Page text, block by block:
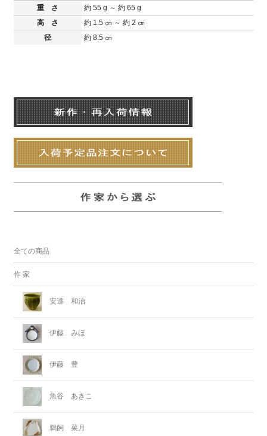
重 さ
約 55 g ～ 約 65 g
高 さ
約 1.5 ㎝ ～ 約 2 ㎝
径
約 8.5 ㎝
全ての商品
作 家
安達 和治
伊藤 みほ
伊藤 豊
魚谷 あきこ
鵜飼 菜月